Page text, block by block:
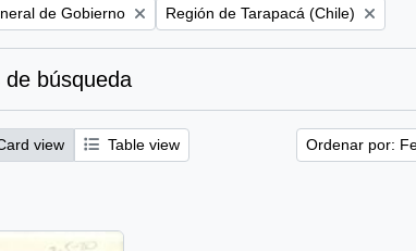
de Gobierno Remove filter:
Región de Tarapacá (Chile)
búsqueda
view Table view Ordenar por: